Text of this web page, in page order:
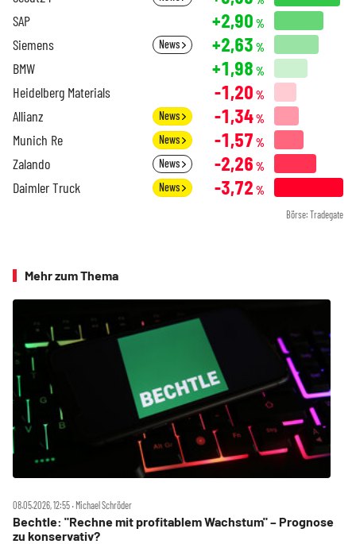
SAP +2,90 %
Siemens News +2,63 %
BMW +1,98 %
Heidelberg Materials -1,20 %
Allianz News -1,34%
Munich Re News -1,57 %
Zalando News -2,26 %
Daimler Truck News -3,72 %
Börse: Tradegate
Mehr zum Thema
08.05.2026, 12:55 ‧ Michael Schröder
Bechtle: "Rechne mit profitablem Wachstum" – Prognose
zu konservativ?